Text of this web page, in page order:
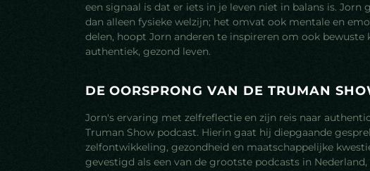
een signaal is dat er iets in je leven niet in balans is.
dan alleen fysieke welzijn; het omvat ook mentale en
delen, hoopt Jorn anderen te inspireren om ook bewuste
authentiek, gezond leven.
DE OORSPRONG VAN DE TRUMAN SHO
Jorn's ervaring met zelfreflectie en zijn reis naar
Truman Show podcast. Hierin gaat hij diepgaande
zelfontwikkeling, gezondheid en maatschappelijke
gevestigd als een van de grootste podcasts in